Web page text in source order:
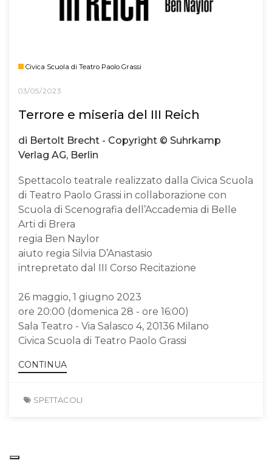
Civica Scuola di Teatro Paolo Grassi
03/05/2023
Terrore e miseria del III Reich
di Bertolt Brecht - Copyright © Suhrkamp
Verlag AG, Berlin
Spettacolo teatrale realizzato dalla Civica Scuola
di Teatro Paolo Grassi in collaborazione con
Scuola di Scenografia dell’Accademia di Belle
Arti di Brera
regia Ben Naylor
aiuto regia Silvia D’Anastasio
intrepretato dal III Corso Recitazione
26 maggio, 1 giugno 2023
ore 20:00 (domenica 28 - ore 16:00)
Sala Teatro - Via Salasco 4, 20136 Milano
Civica Scuola di Teatro Paolo Grassi
CONTINUA
SPETTACOLI